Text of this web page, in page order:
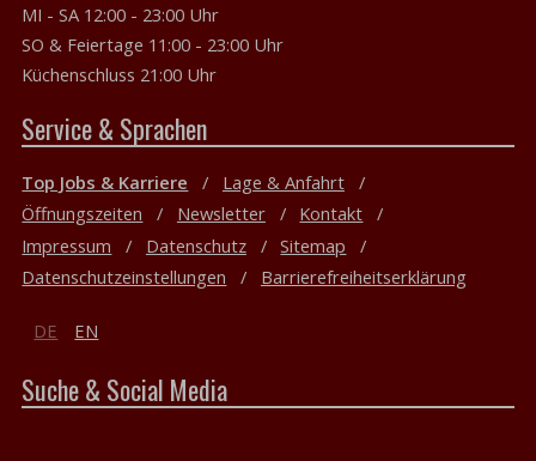
MI - SA 12:00 - 23:00 Uhr
SO & Feiertage 11:00 - 23:00 Uhr
Küchenschluss 21:00 Uhr
Service & Sprachen
Top Jobs & Karriere
Lage & Anfahrt
Öffnungszeiten
Newsletter
Kontakt
Impressum
Datenschutz
Sitemap
Datenschutzeinstellungen
Barrierefreiheitserklärung
DE EN
Suche & Social Media